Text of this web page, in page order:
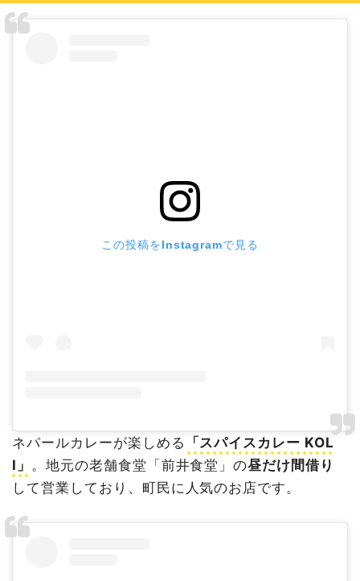
この投稿をInstagramで見る
ネパールカレーが楽しめる
「スパイスカレー KOL
I」 。地元の老舗食堂「前井食堂」の昼だけ間借り
して営業しており、町民に人気のお店です。